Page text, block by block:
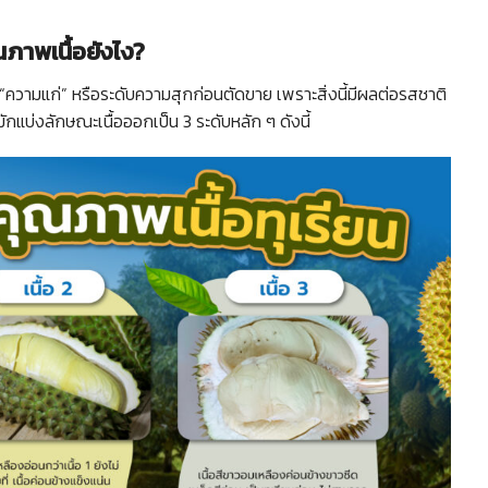
าพเนื้อยังไง?
ความแก่” หรือระดับความสุกก่อนตัดขาย เพราะสิ่งนี้มีผลต่อรสชาติ
กแบ่งลักษณะเนื้อออกเป็น 3 ระดับหลัก ๆ ดังนี้